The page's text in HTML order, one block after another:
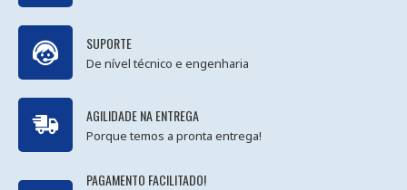
SUPORTE
De nível técnico e engenharia
AGILIDADE NA ENTREGA
Porque temos a pronta entrega!
PAGAMENTO FACILITADO!